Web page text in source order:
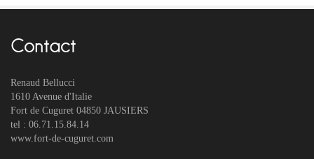
Contact
Renaud Bellucci
1610 Avenue d'Italie
Fort de Cuguret 04850 JAUSIERS
tel : 06.71.15.84.14
www.fort-de-cuguret.com